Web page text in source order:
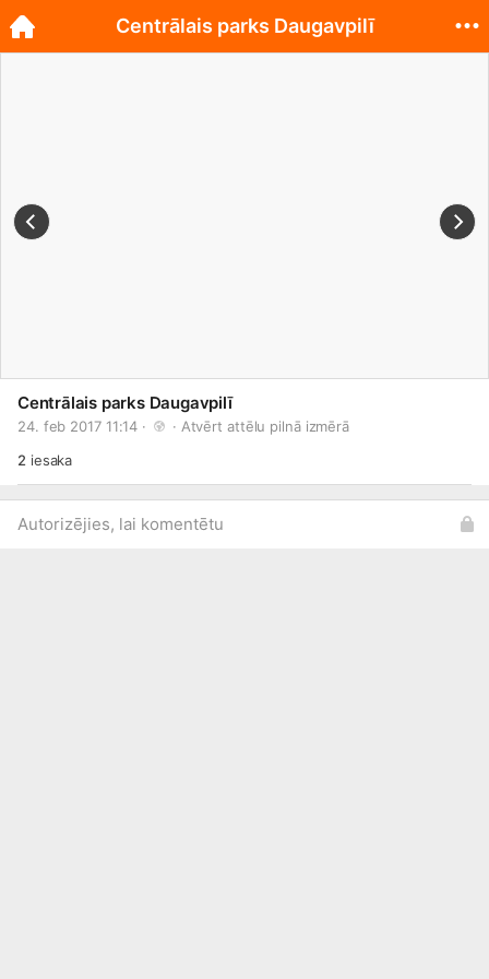
Centrālais parks Daugavpilī
24. feb 2017 11:14 · · Atvērt attēlu pilnā izmērā
2 iesaka
Autorizējies, lai komentētu
Centrālais parks Daugavpilī